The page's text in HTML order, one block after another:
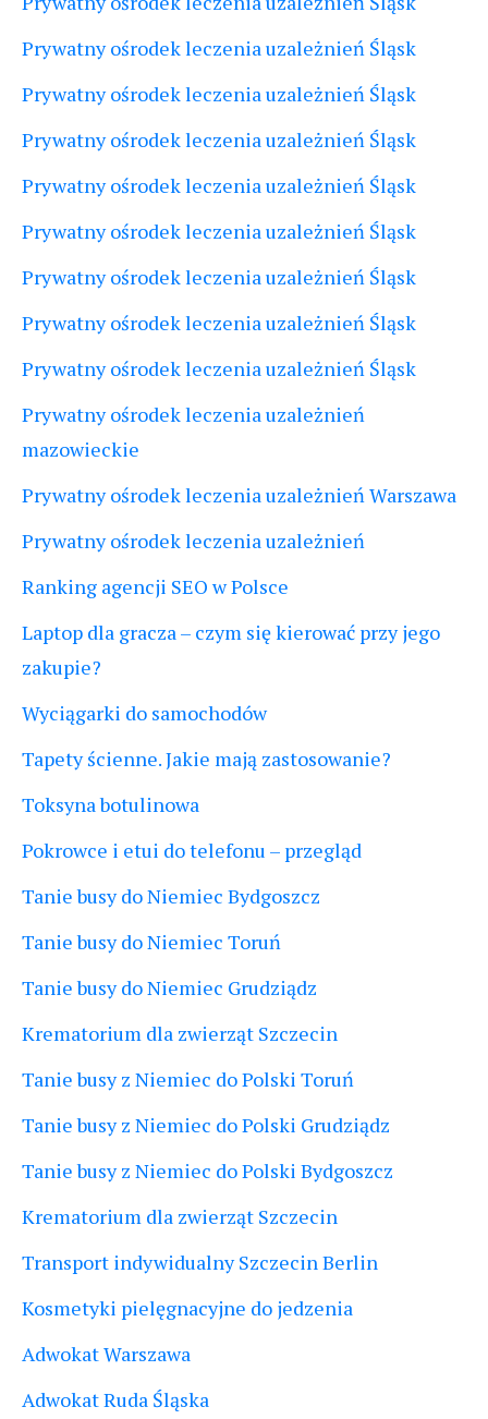
Prywatny ośrodek leczenia uzależnień Śląsk
Prywatny ośrodek leczenia uzależnień Śląsk
Prywatny ośrodek leczenia uzależnień Śląsk
Prywatny ośrodek leczenia uzależnień Śląsk
Prywatny ośrodek leczenia uzależnień Śląsk
Prywatny ośrodek leczenia uzależnień Śląsk
Prywatny ośrodek leczenia uzależnień Śląsk
Prywatny ośrodek leczenia uzależnień Śląsk
Prywatny ośrodek leczenia uzależnień
mazowieckie
Prywatny ośrodek leczenia uzależnień Warszawa
Prywatny ośrodek leczenia uzależnień
Ranking agencji SEO w Polsce
Laptop dla gracza – czym się kierować przy jego
zakupie?
Wyciągarki do samochodów
Tapety ścienne. Jakie mają zastosowanie?
Toksyna botulinowa
Pokrowce i etui do telefonu – przegląd
Tanie busy do Niemiec Bydgoszcz
Tanie busy do Niemiec Toruń
Tanie busy do Niemiec Grudziądz
Krematorium dla zwierząt Szczecin
Tanie busy z Niemiec do Polski Toruń
Tanie busy z Niemiec do Polski Grudziądz
Tanie busy z Niemiec do Polski Bydgoszcz
Krematorium dla zwierząt Szczecin
Transport indywidualny Szczecin Berlin
Kosmetyki pielęgnacyjne do jedzenia
Adwokat Warszawa
Adwokat Ruda Śląska